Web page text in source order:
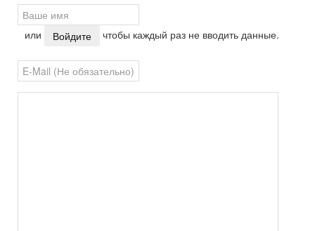
или Войдите чтобы каждый раз не вводить данные.